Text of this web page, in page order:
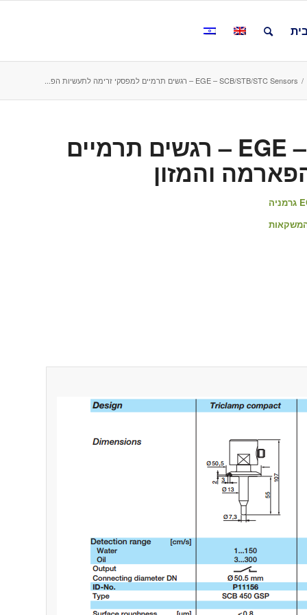
/ EGE – SCB/STB/STC Sensors – רגשים תרמיים למפסקי זרימה לתעשיות הפ...
EGE – SCB/STB/STC Sensors – רגשים תרמיים
והמזון
המשקאות